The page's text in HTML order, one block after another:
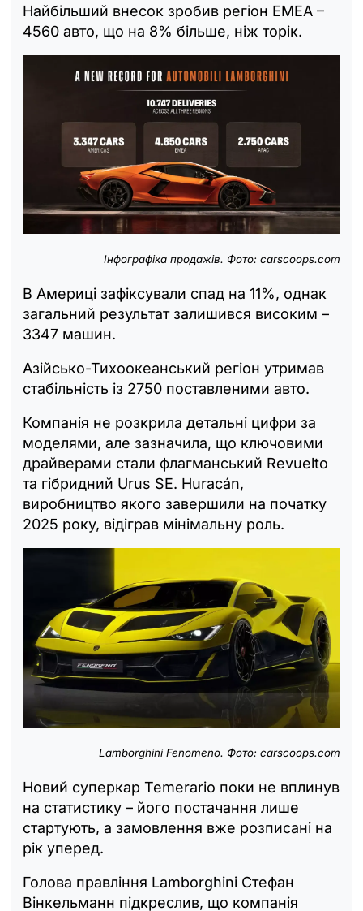
Найбільший внесок зробив регіон EMEA –
4560 авто, що на 8% більше, ніж торік.
Інфографіка продажів. Фото: carscoops.com
В Америці зафіксували спад на 11%, однак
загальний результат залишився високим –
3347 машин.
Азійсько-Тихоокеанський регіон утримав
стабільність із 2750 поставленими авто.
Компанія не розкрила детальні цифри за
моделями, але зазначила, що ключовими
драйверами стали флагманський Revuelto
та гібридний Urus SE. Huracán,
виробництво якого завершили на початку
2025 року, відіграв мінімальну роль.
Lamborghini Fenomeno. Фото: carscoops.com
Новий суперкар Temerario поки не вплинув
на статистику – його постачання лише
стартують, а замовлення вже розписані на
рік уперед.
Голова правління Lamborghini Стефан
Вінкельманн підкреслив, що компанія